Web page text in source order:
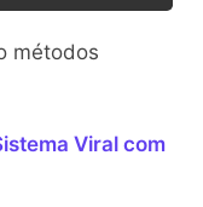
métodos
Viral com